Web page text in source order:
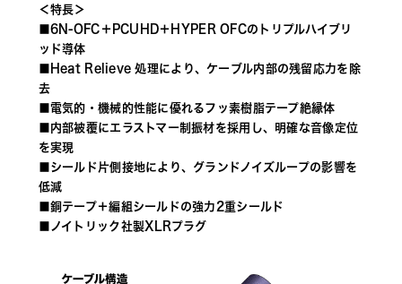
＜特長＞
■6N-OFC＋PCUHD＋HYPER OFCのトリプルハイブリ
ッド導体
■Heat Relieve 処理により、ケーブル内部の残留応力を除
去
■電気的・機械的性能に優れるフッ素樹脂テープ絶縁体
■内部被覆にエラストマー制振材を採用し、明確な音像定位
を実現
■シールド片側接地により、グランドノイズループの影響を
低減
■銅テープ＋編組シールドの強力2重シールド
■ノイトリック社製XLRプラグ